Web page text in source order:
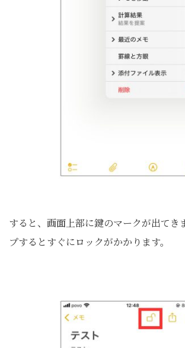
すると、画面上部に鍵のマークが出てき
プするとすぐにロックがかかります。